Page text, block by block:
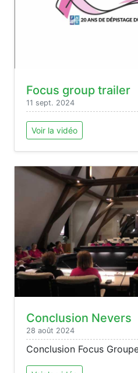
Focus group trailer
11 sept. 2024
Voir la vidéo
Conclusion Nevers
28 août 2024
Conclusion Focus